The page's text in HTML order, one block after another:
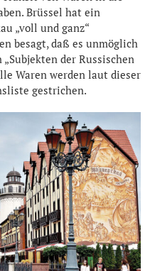
Brüssel hat ein
„voll und ganz“
besagt, daß es unmöglich
der Russischen
Waren werden laut dieser
gestrichen.